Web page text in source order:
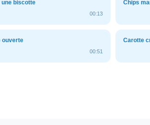
une biscotte
00:13
Chips
ouverte
00:51
Carotte